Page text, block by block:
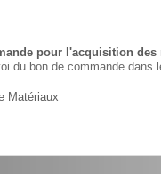
pour l'acquisition des
du bon de commande dans
Matériaux